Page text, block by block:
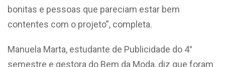
bonitas e pessoas que pareciam estar bem
contentes com o projeto”, completa.
Manuela Marta, estudante de Publicidade do 4°
semestre e gestora do Bem da Moda, diz que foram